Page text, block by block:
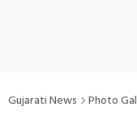
Gujarati News Photo